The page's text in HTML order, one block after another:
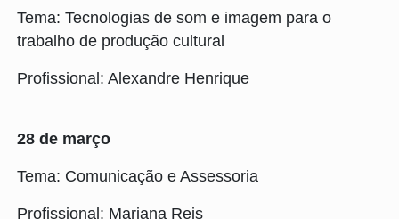
Tema: Tecnologias de som e imagem para o
trabalho de produção cultural
Profissional: Alexandre Henrique
28 de março
Tema: Comunicação e Assessoria
Profissional: Mariana Reis